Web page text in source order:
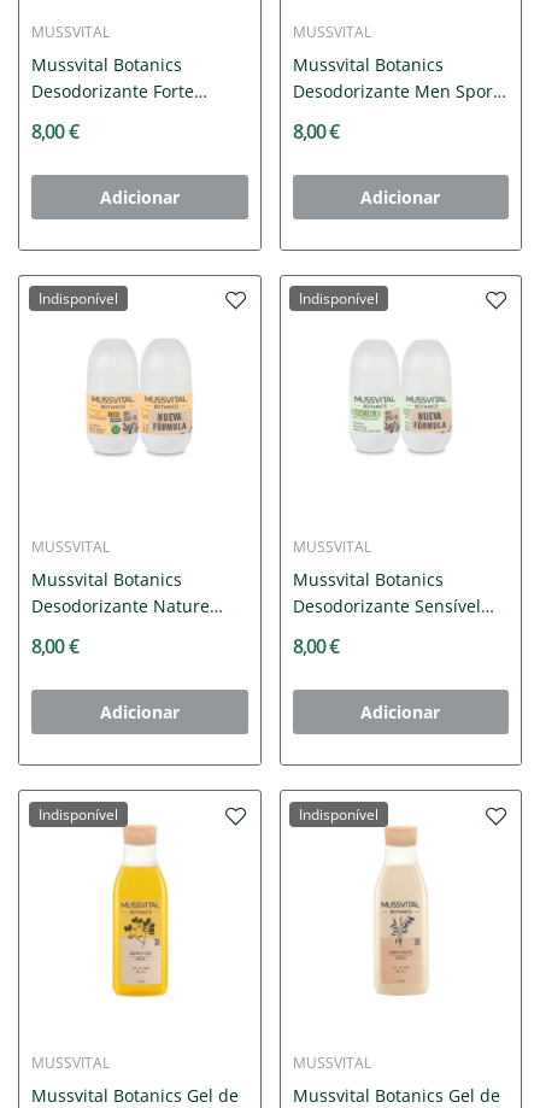
MUSSVITAL
Mussvital Botanics
Desodorizante Forte
8,00 €
Adicionar
MUSSVITAL
Mussvital Botanics
Desodorizante Men Sport
8,00 €
Adicionar
Indisponível
MUSSVITAL
Mussvital Botanics
Desodorizante Nature
8,00 €
Adicionar
Indisponível
MUSSVITAL
Mussvital Botanics
Desodorizante Sensível
8,00 €
Adicionar
Indisponível
MUSSVITAL
Mussvital Botanics Gel de
Indisponível
MUSSVITAL
Mussvital Botanics Gel de